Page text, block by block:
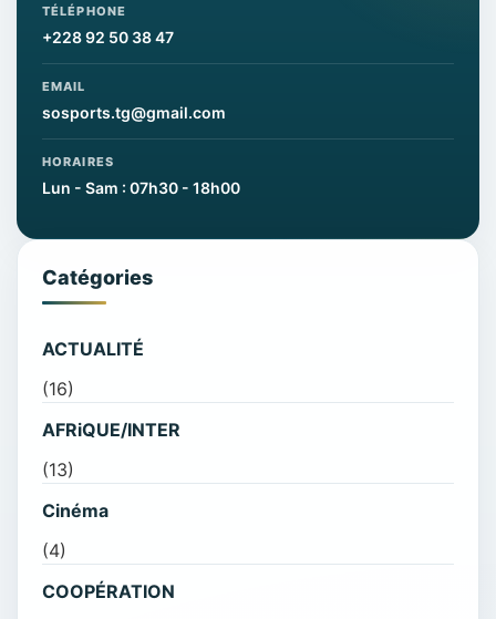
TÉLÉPHONE
+228 92 50 38 47
EMAIL
sosports.tg@gmail.com
HORAIRES
Lun - Sam : 07h30 - 18h00
Catégories
ACTUALITÉ
(16)
AFRiQUE/INTER
(13)
Cinéma
(4)
COOPÉRATION